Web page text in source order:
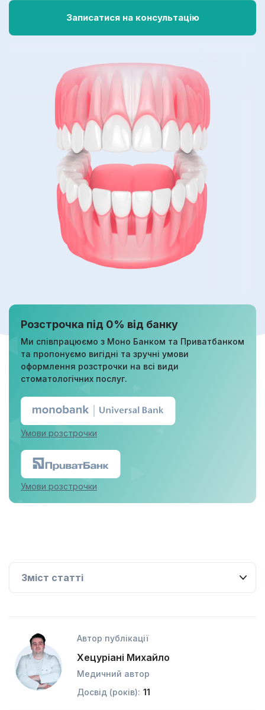
Записатися на консультацію
Розстрочка під 0% від банку
Ми співпрацюємо з Моно Банком та Приватбанком
та пропонуємо вигідні та зручні умови
оформлення розстрочки на всі види
стоматологічних послуг.
Умови розстрочки
Умови розстрочки
Автор публікації
Хецуріані Михайло
Медичний автор
Досвід (років): 11